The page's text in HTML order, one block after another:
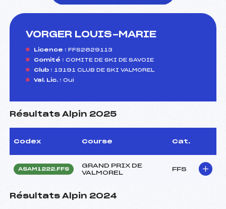
VORGER LOUIS-MARIE
Licence : FFS2629113
Comité : COMITE DE SKI DE SAVOIE
Club : 13191 CLUB DE SKI VALMOREL
Val. Lic. : Oui
Résultats Alpin 2025
Codex Course Cat.
ASAM1222.FFS
GRAND PRIX DE
VALMOREL
FFS
Résultats Alpin 2024